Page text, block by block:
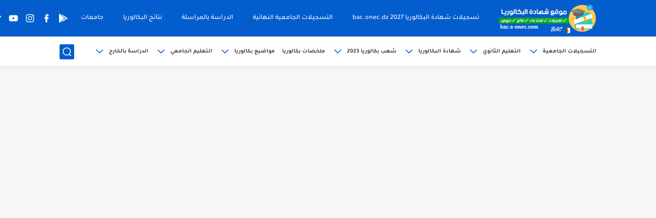
تسجيلات شهادة البكالوريا 2027 bac.onec.dz التسجيلات الجامعية النهائية الدراسة بالمراسلة نتائج البكالوريا جامعات
التسجيلات الجامعية التعليم الثانوي شهادة البكالوريا شعب بكالوريا 2023 ملخصات بكالوريا مواضيع بكالوريا التعليم الجامعي الدراسة بالخارج